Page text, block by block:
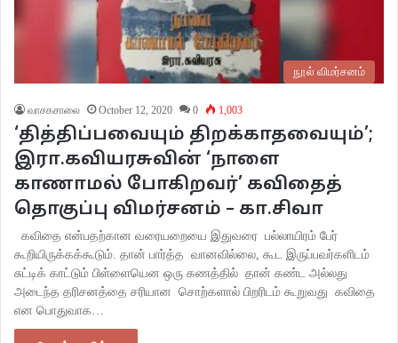
நூல் விமர்சனம்
வாசகசாலை October 12, 2020 0 1,003
‘தித்திப்பவையும் திறக்காதவையும்’;
இரா.கவியரசுவின் ‘நாளை
காணாமல் போகிறவர்’ கவிதைத்
தொகுப்பு விமர்சனம் – கா.சிவா
கவிதை என்பதற்கான வரையறையை இதுவரை பல்லாயிரம் பேர்
கூறியிருக்கக்கூடும். தான் பார்த்த வானவில்லை, கூட இருப்பவர்களிடம்
சுட்டிக் காட்டும் பிள்ளையென ஒரு கணத்தில் தான் கண்ட அல்லது
அடைந்த தரிசனத்தை சரியான சொற்களால் பிறரிடம் கூறுவது கவிதை
என பொதுவாக…